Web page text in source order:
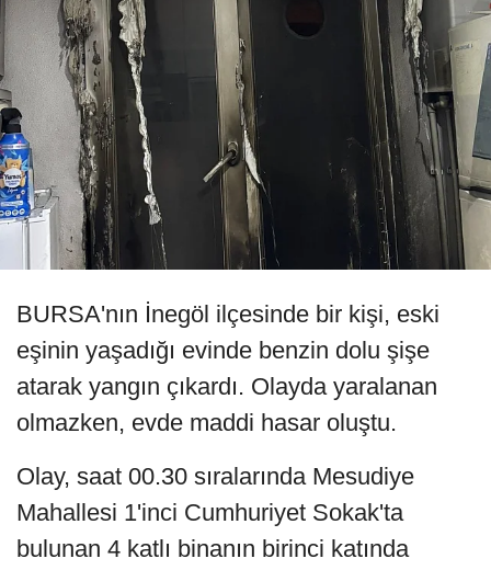
BURSA'nın İnegöl ilçesinde bir kişi, eski
eşinin yaşadığı evinde benzin dolu şişe
atarak yangın çıkardı. Olayda yaralanan
olmazken, evde maddi hasar oluştu.
Olay, saat 00.30 sıralarında Mesudiye
Mahallesi 1'inci Cumhuriyet Sokak'ta
bulunan 4 katlı binanın birinci katında